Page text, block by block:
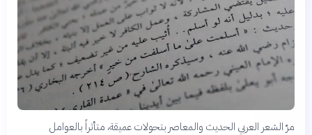
مرّ الشعر العربي الحديث والمعاصر بتحولات عميقة، متأثراً بالعوامل